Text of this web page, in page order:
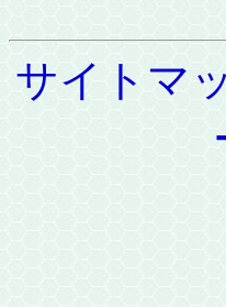
サイトマ